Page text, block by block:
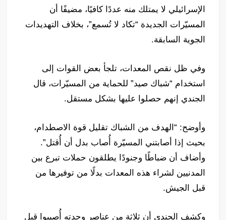
الإسرائيلي لا يمتلك منه عددًا كافيًا، مضيفًا أن
المسيّرات الجديدة “تكاد لا تُسمع”، بخلاف التهديدات
الجوية السابقة.
وفي ظل نقص المعدات، تلجأ بعض القوات إلى
استخدام “شباك صيد” للحماية من المسيّرات، قال
الجندي إنهم حصلوا عليها بشكل مستقل.
وأوضح: “الهدف من الشباك تقليل قوة الاصطدام،
بحيث إذا أصابتني المسيّرة أُصاب بدل أن أُقتل”.
وأضاف أن ضباطًا وجنودًا يطلقون حملات تبرع بين
المدنيين لشراء هذه المعدات بدلًا من توفيرها من
قبل الجيش.
وكشف الجندي أن ثلاثة من عناصر وحدته أُصيبوا قبل